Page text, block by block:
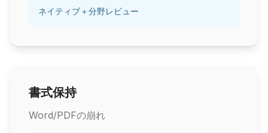
ネイティブ＋分野レビュー
書式保持
Word/PDFの崩れ